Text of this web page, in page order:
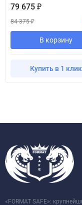
79 675 ₽
84 375₽
В корзину
Купить в 1 клик
«FORMAT SAFE»: